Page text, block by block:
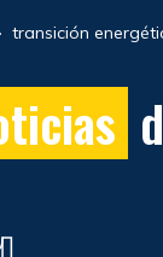
transición